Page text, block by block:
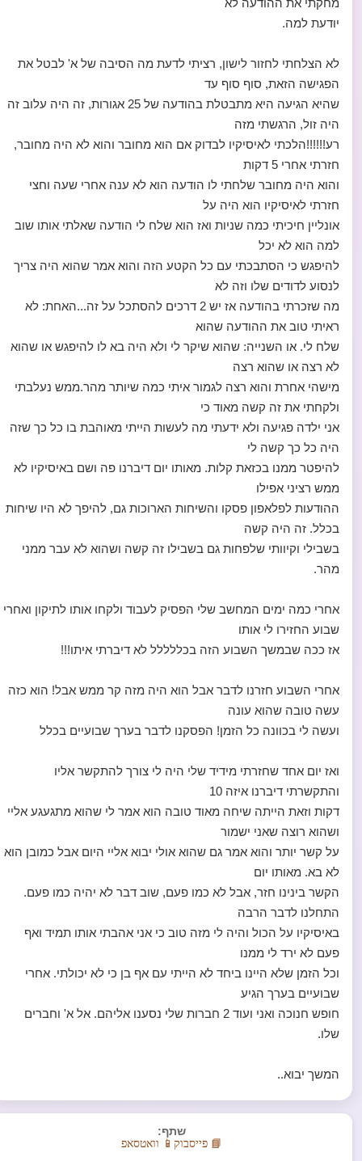
מחקתי את ההודעה לא
יודעת למה.
לא הצלחתי לחזור לישון, רציתי לדעת מה הסיבה של א' לבטל את
הפגישה הזאת, סוף סוף עד
שהיא הגיעה היא מתבטלת בהודעה של 25 אגורות, זה היה עלוב זה
היה זול, הרגשתי מזה
רע!!!!!!הלכתי לאיסיקיו לבדוק אם הוא מחובר והוא לא היה מחובר,
חזרתי אחרי 5 דקות
והוא היה מחובר שלחתי לו הודעה הוא לא ענה אחרי שעה וחצי
חזרתי לאיסיקיו הוא היה על
אונליין חיכיתי כמה שניות ואז הוא שלח לי הודעה שאלתי אותו שוב
למה הוא לא יכל
להיפגש כי הסתבכתי עם כל הקטע הזה והוא אמר שהוא היה צריך
לנסוע לדודים שלו וזה לא
מה שזכרתי בהודעה אז יש 2 דרכים להסתכל על זה...האחת: לא
ראיתי טוב את ההודעה שהוא
שלח לי. או השנייה: שהוא שיקר לי ולא היה בא לו להיפגש או שהוא
לא רצה או שהוא רצה
מישהי אחרת והוא רצה לגמור איתי כמה שיותר מהר.ממש נעלבתי
ולקחתי את זה קשה מאוד כי
אני ילדה פגיעה ולא ידעתי מה לעשות הייתי מאוהבת בו כל כך שזה
היה כל כך קשה לי
להיפטר ממנו בכזאת קלות. מאותו יום דיברנו פה ושם באיסיקיו לא
ממש רציני אפילו
ההודעות לפלאפון פסקו והשיחות הארוכות גם, להיפך לא היו שיחות
בכלל. זה היה קשה
בשבילי וקיוותי שלפחות גם בשבילו זה קשה ושהוא לא עבר ממני
מהר.
אחרי כמה ימים המחשב שלי הפסיק לעבוד ולקחו אותו לתיקון ואחרי
שבוע החזירו לי אותו
אז ככה שבמשך השבוע הזה בכללללל לא דיברתי איתו!!!
אחרי השבוע חזרנו לדבר אבל הוא היה מזה קר ממש אבל! הוא כזה
עשה טובה שהוא עונה
ועשה לי בכוונה כל הזמן! הפסקנו לדבר בערך שבועיים בכלל
ואז יום אחד שחזרתי מידיד שלי היה לי צורך להתקשר אליו
והתקשרתי דיברנו איזה 10
דקות וזאת הייתה שיחה מאוד טובה הוא אמר לי שהוא מתגעגע אליי
ושהוא רוצה שאני ישמור
על קשר יותר והוא אמר גם שהוא אולי יבוא אליי היום אבל כמובן הוא
לא בא. מאותו יום
הקשר בינינו חזר, אבל לא כמו פעם, שוב דבר לא יהיה כמו פעם.
התחלנו לדבר הרבה
באיסיקיו על הכול והיה לי מזה טוב כי אני אהבתי אותו תמיד ואף
פעם לא ירד לי ממנו
וכל הזמן שלא היינו ביחד לא הייתי עם אף בן כי לא יכולתי. אחרי
שבועיים בערך הגיע
חופש חנוכה ואני ועוד 2 חברות שלי נסענו אליהם. אל א' וחברים
שלו.
המשך יבוא..
שתף:
📘 פייסבוק 📱 וואטסאפ